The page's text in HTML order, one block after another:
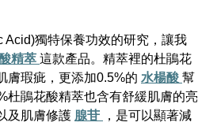
Acid)獨特保養功效的研究，讓我
精萃 這款產品。精萃裡的杜鵑花
膚瑕疵，更添加0.5%的 水楊酸 幫
杜鵑花酸精萃也含有舒緩肌膚的亮
及肌膚修護 腺苷
，是可以顯著減